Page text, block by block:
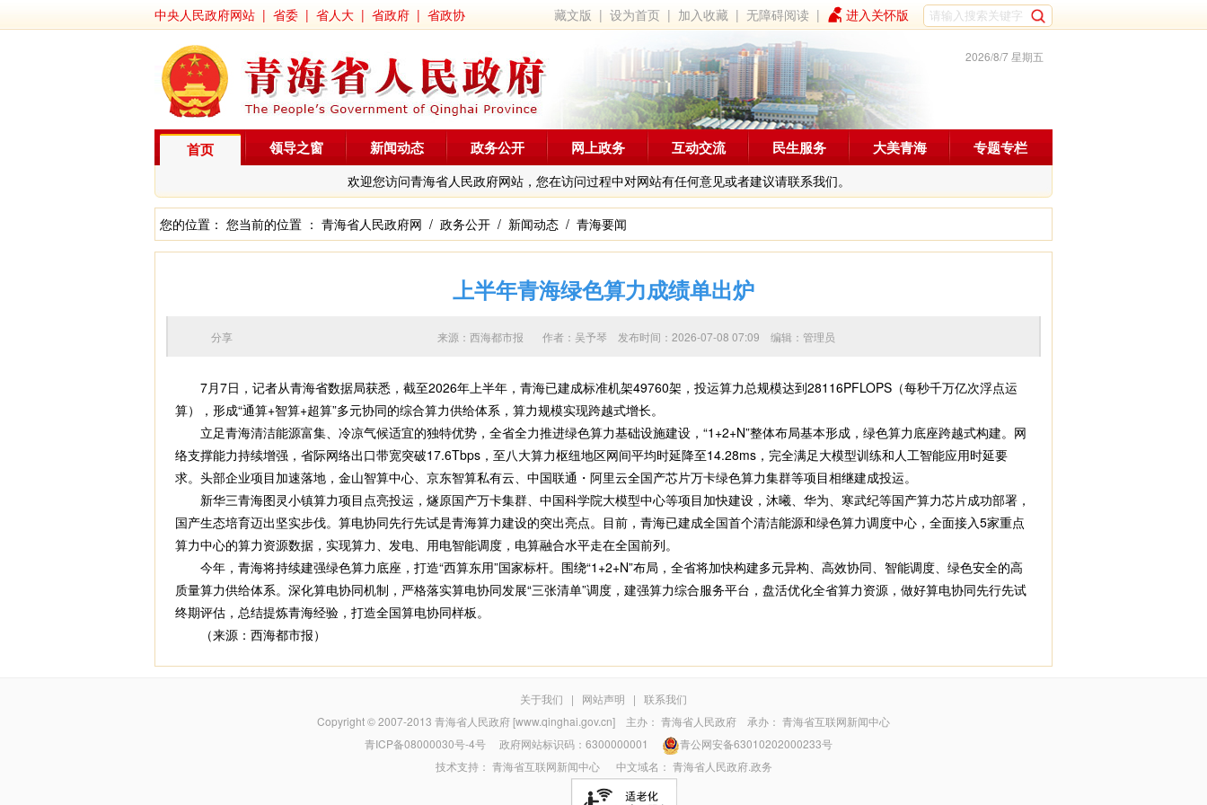
中央人民政府网站 | 省委 | 省人大 | 省政府 | 省政协 藏文版 |设为首页 | 加入收藏 |无障碍阅读 | 进入关怀版
2026/8/7 星期五
首页
欢迎您访问青海省人民政府网站，您在访问过程中对网站有任何意见或者建议请联系我们。
领导之窗 新闻动态 政务公开 网上政务 互动交流 民生服务 大美青海 专题专栏
您的位置： 您当前的位置 ： 青海省人民政府网 / 政务公开 / 新闻动态 / 青海要闻
上半年青海绿色算力成绩单出炉
来源：西海都市报 作者： 吴予琴 发布时间：2026-07-08 07:09 编辑：管理员
分享
7月7日，记者从青海省数据局获悉，截至2026年上半年，青海已建成标准机架49760架，投运算力总规模达到28116PFLOPS（每秒千万亿次浮点运
算），形成“通算+智算+超算”多元协同的综合算力供给体系，算力规模实现跨越式增长。
立足青海清洁能源富集、冷凉气候适宜的独特优势，全省全力推进绿色算力基础设施建设，“1+2+N”整体布局基本形成，绿色算力底座跨越式构建。网
络支撑能力持续增强，省际网络出口带宽突破17.6Tbps，至八大算力枢纽地区网间平均时延降至14.28ms，完全满足大模型训练和人工智能应用时延要
求。头部企业项目加速落地，金山智算中心、京东智算私有云、中国联通・阿里云全国产芯片万卡绿色算力集群等项目相继建成投运。
新华三青海图灵小镇算力项目点亮投运，燧原国产万卡集群、中国科学院大模型中心等项目加快建设，沐曦、华为、寒武纪等国产算力芯片成功部署，
国产生态培育迈出坚实步伐。算电协同先行先试是青海算力建设的突出亮点。目前，青海已建成全国首个清洁能源和绿色算力调度中心，全面接入5家重点
算力中心的算力资源数据，实现算力、发电、用电智能调度，电算融合水平走在全国前列。
今年，青海将持续建强绿色算力底座，打造“西算东用”国家标杆。围绕“1+2+N”布局，全省将加快构建多元异构、高效协同、智能调度、绿色安全的高
质量算力供给体系。深化算电协同机制，严格落实算电协同发展“三张清单”调度，建强算力综合服务平台，盘活优化全省算力资源，做好算电协同先行先试
终期评估，总结提炼青海经验，打造全国算电协同样板。
（来源：西海都市报）
关于我们 | 网站声明 | 联系我们
Copyright © 2007-2013 青海省人民政府 [www.qinghai.gov.cn] 主办： 青海省人民政府 承办： 青海省互联网新闻中心
青ICP备08000030号-4号政府网站标识码：6300000001
青公网安备63010202000233号
技术支持： 青海省互联网新闻中心中文域名： 青海省人民政府.政务